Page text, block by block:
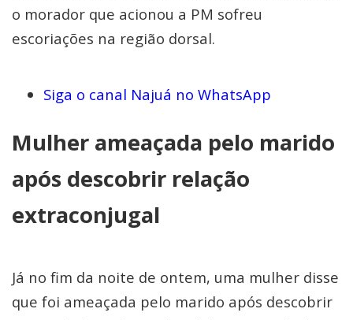
o morador que acionou a PM sofreu
escoriações na região dorsal.
Siga o canal Najuá no WhatsApp
Mulher ameaçada pelo marido
após descobrir relação
extraconjugal
Já no fim da noite de ontem, uma mulher disse
que foi ameaçada pelo marido após descobrir